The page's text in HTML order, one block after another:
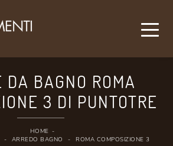
DA BAGNO ROMA
3 DI PUNTOTRE
HOME -
- ARREDO BAGNO - ROMA COMPOSIZIONE 3